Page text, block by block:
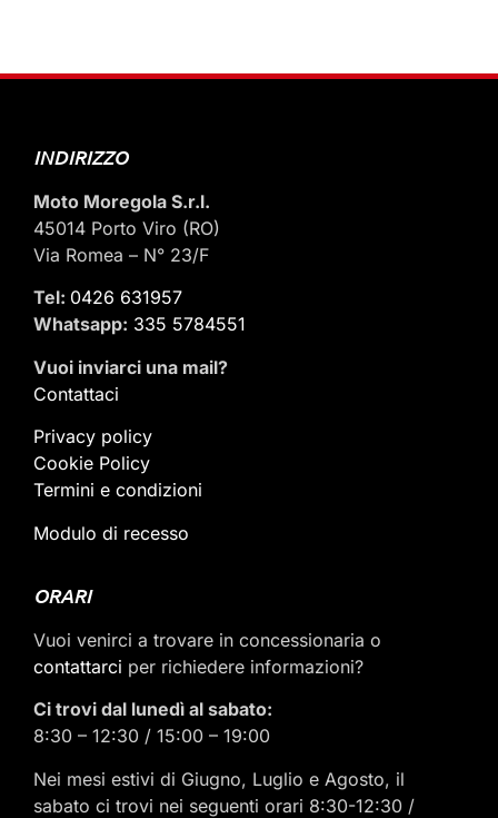
INDIRIZZO
Moto Moregola S.r.l.
45014 Porto Viro (RO)
Via Romea – N° 23/F
Tel: 0426 631957
Whatsapp: 335 5784551
Vuoi inviarci una mail?
Contattaci
Privacy policy
Cookie Policy
Termini e condizioni
Modulo di recesso
ORARI
Vuoi venirci a trovare in concessionaria o
contattarci per richiedere informazioni?
Ci trovi dal lunedì al sabato:
8:30 – 12:30 / 15:00 – 19:00
Nei mesi estivi di Giugno, Luglio e Agosto, il
sabato ci trovi nei seguenti orari 8:30-12:30 /